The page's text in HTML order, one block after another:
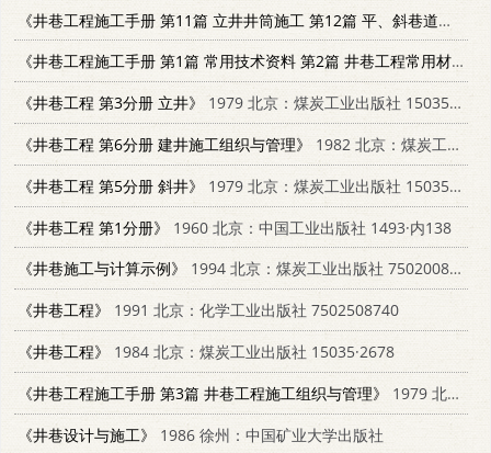
《井巷工程施工手册 第11篇 立井井筒施工 第12篇 平、斜巷道施工》
《井巷工程施工手册 第1篇 常用技术资料 第2篇 井巷工程常用材料》
《井巷工程 第3分册 立井》
1979 北京：煤炭工业出版社 15035·2242
《井巷工程 第6分册 建井施工组织与管理》
1982 北京：煤炭工业出版社 15035·2451
《井巷工程 第5分册 斜井》
1979 北京：煤炭工业出版社 15035·2243
《井巷工程 第1分册》
1960 北京：中国工业出版社 1493·内138
《井巷施工与计算示例》
1994 北京：煤炭工业出版社 7502008993
《井巷工程》
1991 北京：化学工业出版社 7502508740
《井巷工程》
1984 北京：煤炭工业出版社 15035·2678
《井巷工程施工手册 第3篇 井巷工程施工组织与管理》
1979 北京：煤炭工业出版社 15035·2241
《井巷设计与施工》
1986 徐州：中国矿业大学出版社